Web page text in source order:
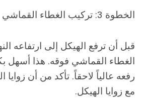
الخطوة 3: تركيب الغطاء القماشي
قبل أن ترفع الهيكل إلى ارتفاعه
الغطاء القماشي فوقه. هذا أسهل
رفعه عالياً لاحقاً. تأكد من أن
مع زوايا الهيكل.